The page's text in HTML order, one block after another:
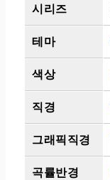
시리즈
테마
색상
직경
그래픽직경
곡률반경